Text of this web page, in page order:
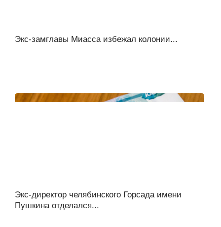
Экс-замглавы Миасса избежал колонии...
Экс-директор челябинского Горсада имени
Пушкина отделался...